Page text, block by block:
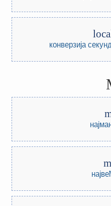
конверзија